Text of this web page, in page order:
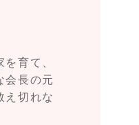
育て、
会長の元
え切れな